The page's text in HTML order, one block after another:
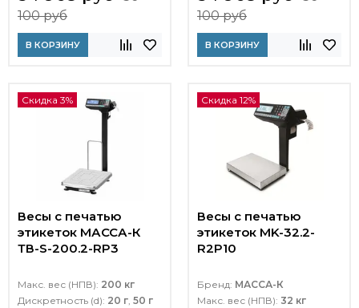
100 руб
В КОРЗИНУ
100 руб
В КОРЗИНУ
Скидка 3%
Весы с печатью
этикеток МАССА-К
ТВ-S-200.2-RP3
Макс. вес (НПВ): 200 кг
Дискретность (d): 20 г, 50 г
Скидка 12%
Весы с печатью
этикеток MK-32.2-
R2P10
Бренд: МАССА-К
Макс. вес (НПВ): 32 кг